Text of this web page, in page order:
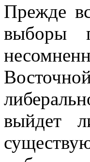
Прежде
выборы
выйдет